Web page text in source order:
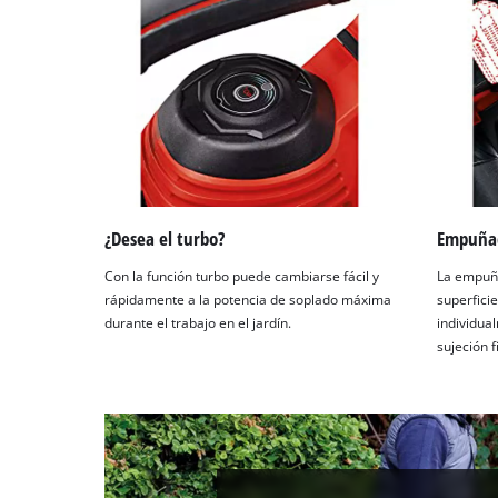
content
list
of
technologies
used.
Management
Platform
¿Desea el turbo?
Con la función turbo puede cambiarse fácil y
rápidamente a la potencia de soplado máxima
durante el trabajo en el jardín.
La
sujeción